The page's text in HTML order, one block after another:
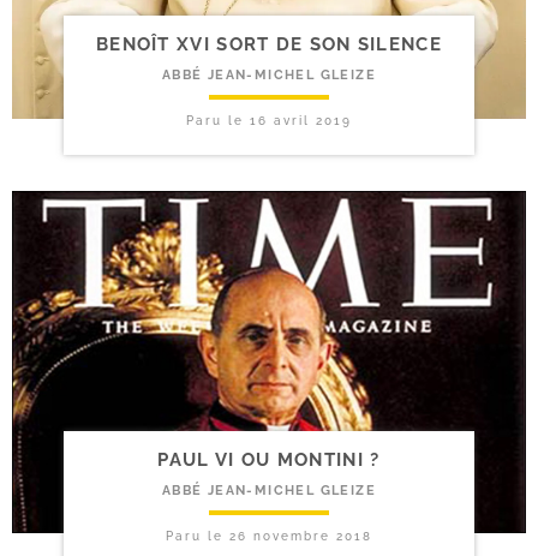
BENOÎT XVI SORT DE SON SILENCE
ABBÉ JEAN-MICHEL GLEIZE
Paru le 16 avril 2019
PAUL VI OU MONTINI ?
ABBÉ JEAN-MICHEL GLEIZE
Paru le 26 novembre 2018